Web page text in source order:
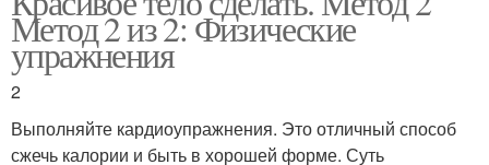
Метод 2 из 2: Физические
упражнения
2
Выполняйте кардиоупражнения. Это отличный способ
сжечь калории и быть в хорошей форме. Суть